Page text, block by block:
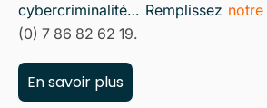
cybercriminalité… Remplissez
(0) 7 86 82 62 19.
En savoir plus